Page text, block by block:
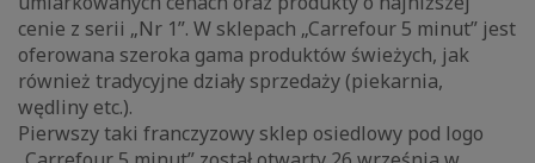
cenie z serii „Nr 1”. W sklepach „Carrefour 5 minut” jest
oferowana szeroka gama produktów świeżych, jak
również tradycyjne działy sprzedaży (piekarnia,
wędliny etc.).
Pierwszy taki franczyzowy sklep osiedlowy pod logo